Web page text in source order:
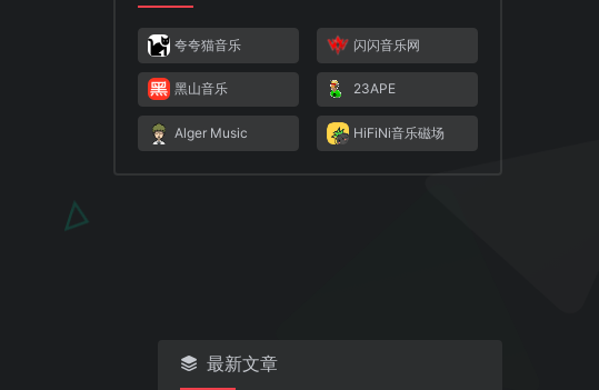
夸夸猫音乐 闪闪音乐网
黑山音乐 23APE
Alger Music HiFiNi音乐磁场
最新文章